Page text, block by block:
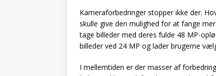
Kameraforbedringer stopper ikke der.
skulle give den mulighed for at fange
tage billeder med deres fulde 48 MP-
billeder ved 24 MP og lader brugerne
I mellemtiden er der masser af